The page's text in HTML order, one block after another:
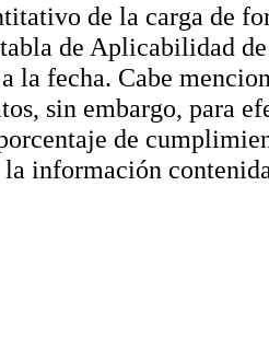
de la carga de
de Aplicabilidad
la fecha. Cabe
sin embargo, para
de
información